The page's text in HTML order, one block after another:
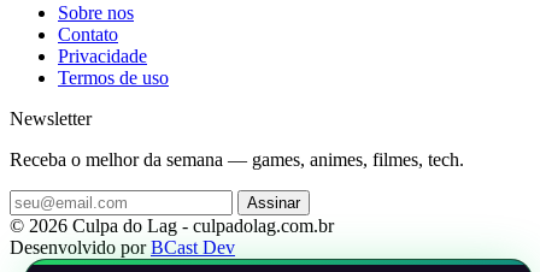
Sobre nos
Contato
Privacidade
Termos de uso
Newsletter
Receba o melhor da semana — games, animes, filmes, tech.
Assinar
© 2026 Culpa do Lag - culpadolag.com.br
Desenvolvido porBCast Dev